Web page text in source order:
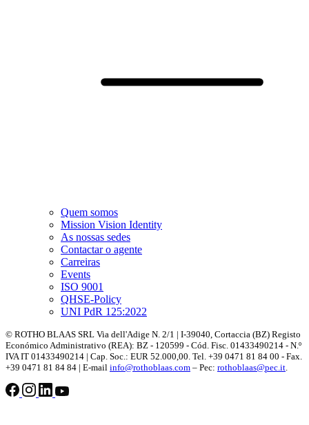
Quem somos
Mission Vision Identity
As nossas sedes
Contactar o agente
Carreiras
Events
ISO 9001
QHSE-Policy
UNI PdR 125:2022
© ROTHO BLAAS SRL Via dell'Adige N. 2/1 | I-39040, Cortaccia (BZ) Registo
Económico Administrativo (REA): BZ - 120599 - Cód. Fisc. 01433490214 - N.º
IVA IT 01433490214 | Cap. Soc.: EUR 52.000,00. Tel. +39 0471 81 84 00 - Fax.
+39 0471 81 84 84 | E-mail info@rothoblaas.com – Pec: rothoblaas@pec.it.